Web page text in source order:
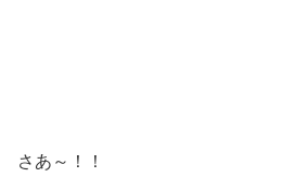
さあ～！！